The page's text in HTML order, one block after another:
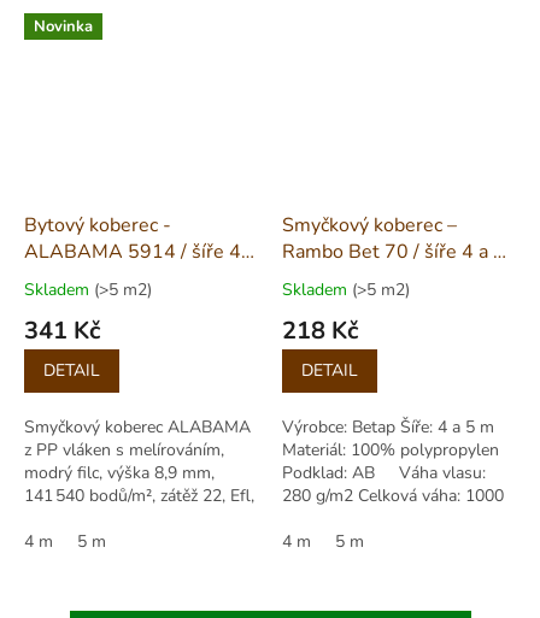
Novinka
Bytový koberec -
ALABAMA 5914 / šíře 4 a
5 m
Skladem (>5 m2)
341 Kč
Měrná
cena:
DETAIL
Smyčkový koberec ALABAMA
z PP vláken s melírováním,
modrý filc, výška 8,9 mm,
141 540 bodů/m², zátěž 22, Efl,
vytápění, dobrý komfort.
4 m 5 m
Smyčkový koberec –
Rambo Bet 70 / šíře 4 a 5
m
Skladem (>5 m2)
218 Kč
Měrná
cena:
DETAIL
Výrobce: Betap Šíře: 4 a 5 m
Materiál: 100% polypropylen
Podklad: AB Váha vlasu:
280 g/m2 Celková váha: 1000
4 m
5 m